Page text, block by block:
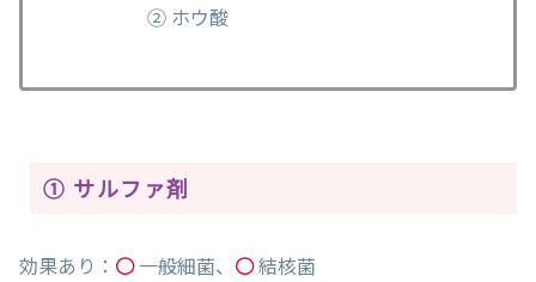
② ホウ酸
① サルファ剤
効果あり： ○一般細菌、 ○結核菌